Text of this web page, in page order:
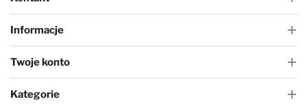
Informacje
Twoje konto
Kategorie